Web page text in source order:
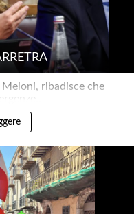
ribadisce che